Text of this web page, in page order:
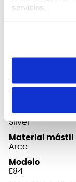
servicios.
FICHA
Cápsula
Color
Silver
Material mástil
Arce
Modelo
E84